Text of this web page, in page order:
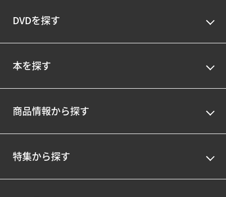
DVDを探す
本を探す
商品情報から探す
特集から探す